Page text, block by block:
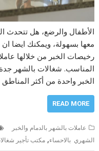
الأطفال والرضع، هل تتحدث
معها بسهولة، ويمكنك ايضا
رخيصات الخبر من خلالها
المناسب. شغالات بالشهر جدة
الخبر واحدة من أكثر
READ MORE
عاملات بالشهر بالدمام والخبر
الشهري بالاحساء,مكتب تأجير